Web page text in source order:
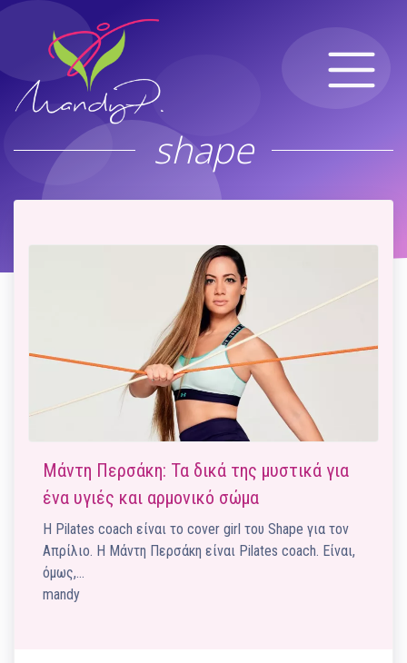
shape
Μάντη Περσάκη: Τα δικά της μυστικά για
ένα υγιές και αρμονικό σώμα
Η Pilates coach είναι το cover girl του Shape για τον
Απρίλιο. Η Μάντη Περσάκη είναι Pilates coach. Είναι,
όμως,…
mandy